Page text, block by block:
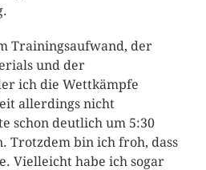
Trainingsaufwand, der
und der
ich die Wettkämpfe
allerdings nicht
schon deutlich um 5:30
Trotzdem bin ich froh, dass
Vielleicht habe ich sogar